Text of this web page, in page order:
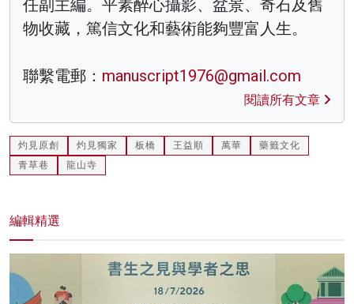
任副主編。平素醉心攝影、盆景、奇石及舊
物收藏，篤信文化和藝術能夠豐富人生。
聯繫電郵： manuscript1976@gmail.com
閱讀所有文章
灼見原創 灼見獨家 板橋 王益順 萬華
藥籤文化
青草巷
龍山寺
編輯精選